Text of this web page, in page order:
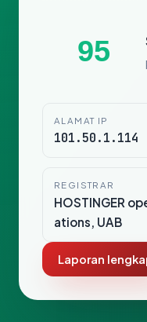
95
ALAMAT IP
101.50.1.114
REGISTRAR
HOSTINGER
ations, UAB
Laporan